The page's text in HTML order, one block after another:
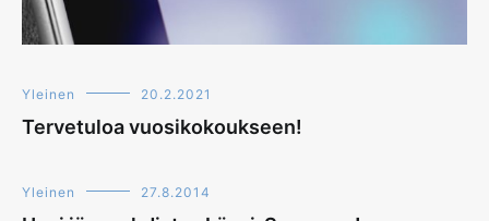
Yleinen 20.2.2021
Tervetuloa vuosikokoukseen!
Yleinen 27.8.2014